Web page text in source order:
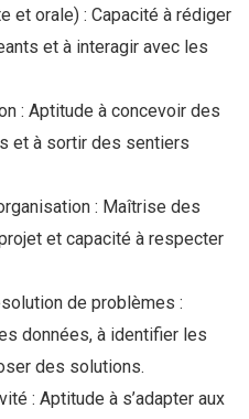
et orale) : Capacité à rédiger
et à interagir avec les
: Aptitude à concevoir des
et à sortir des sentiers
: Maîtrise des
et capacité à respecter
de problèmes :
données, à identifier les
des solutions.
: Aptitude à s’adapter aux